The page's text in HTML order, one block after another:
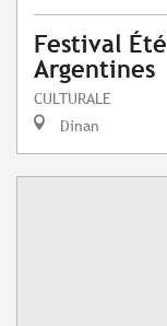
Festival
Argentines
CULTURALE
Dinan